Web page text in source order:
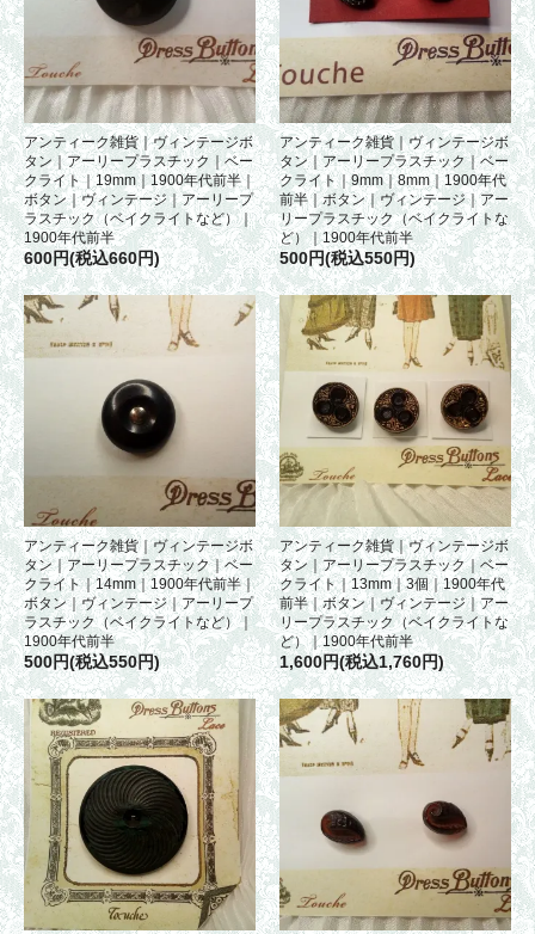
アンティーク雑貨｜ヴィンテージボ
タン｜アーリープラスチック｜ベー
クライト｜19mm｜1900年代前半｜
ボタン｜ヴィンテージ｜アーリープ
ラスチック（ベイクライトなど）｜
1900年代前半
600円(税込660円)
アンティーク雑貨｜ヴィンテージボ
タン｜アーリープラスチック｜ベー
クライト｜9mm｜8mm｜1900年代
前半｜ボタン｜ヴィンテージ｜アー
リープラスチック（ベイクライトな
ど）｜1900年代前半
500円(税込550円)
アンティーク雑貨｜ヴィンテージボ
タン｜アーリープラスチック｜ベー
クライト｜14mm｜1900年代前半｜
ボタン｜ヴィンテージ｜アーリープ
ラスチック（ベイクライトなど）｜
1900年代前半
500円(税込550円)
アンティーク雑貨｜ヴィンテージボ
タン｜アーリープラスチック｜ベー
クライト｜13mm｜3個｜1900年代
前半｜ボタン｜ヴィンテージ｜アー
リープラスチック（ベイクライトな
ど）｜1900年代前半
1,600円(税込1,760円)